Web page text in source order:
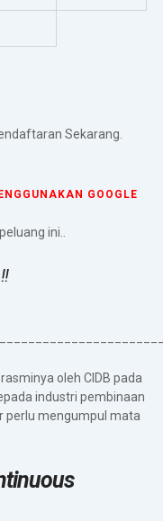
Sekarang.
GOOGLE
ini..
oleh CIDB pada
industri pembinaan
perlu mengumpul mata